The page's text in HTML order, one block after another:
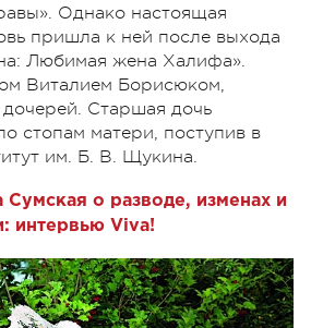
Однако настоящая
пришла к ней после выхода
Любимая жена Халифа».
Виталием Борисюком,
дочерей. Старшая дочь
стопам матери, поступив в
им. Б. В. Щукина.
Сумская о разводе, изменах и
интервью Viva!